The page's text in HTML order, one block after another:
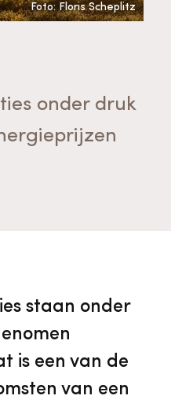
voor
voor
onder druk
Foto: Floris Scheplitz
staan onder
is een van de
van een